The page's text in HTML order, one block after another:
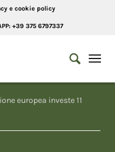
e cookie policy
+39 375 6797337
europea investe 11